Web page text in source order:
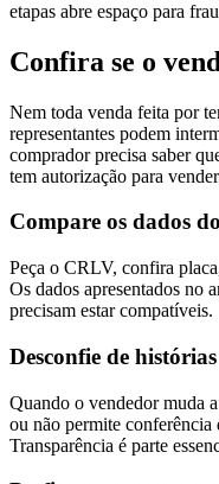
etapas abre espaço para
Confira se o
Nem toda venda feita por
representantes podem
comprador precisa saber
tem autorização para
Compare os dados
Peça o CRLV, confira
Os dados apresentados no
precisam estar compatíveis.
Desconfie de
Quando o vendedor muda
ou não permite
Transparência é parte